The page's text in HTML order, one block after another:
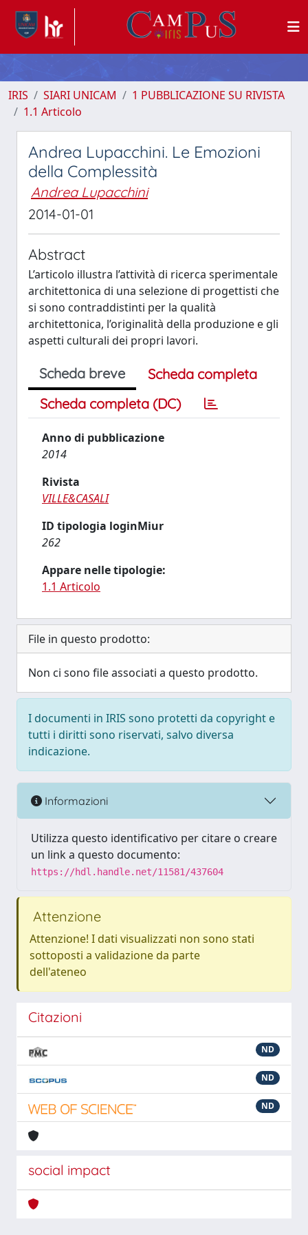
IRIS SIARI UNICAM
1 PUBBLICAZIONE SU RIVISTA
1.1 Articolo
Andrea Lupacchini. Le Emozioni
della Complessità
Andrea Lupacchini
2014-01-01
Abstract
L’articolo illustra l’attività di ricerca sperimentale
architettonica di una selezione di progettisti che
si sono contraddistinti per la qualità
architettonica, l’originalità della produzione e gli
aspetti culturali dei propri lavori.
Scheda breve
Scheda completa
Scheda completa (DC)
Anno di pubblicazione
2014
Rivista
VILLE&CASALI
ID tipologia loginMiur
262
Appare nelle tipologie:
1.1 Articolo
File in questo prodotto:
Non ci sono file associati a questo prodotto.
I documenti in IRIS sono protetti da copyright e
tutti i diritti sono riservati, salvo diversa
indicazione.
Informazioni
Utilizza questo identificativo per citare o creare
un link a questo documento:
https://hdl.handle.net/11581/437604
Attenzione
Attenzione! I dati visualizzati non sono stati
sottoposti a validazione da parte
dell'ateneo
Citazioni
ND
ND
ND
social impact